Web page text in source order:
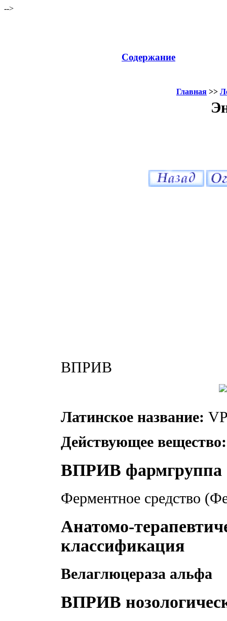
-->
Содержание
Главная >>
ВПРИВ
Латинское название:
Действующее вещество:
ВПРИВ фармгруппа
Ферментное средство
Анатомо-
классификация
Велаглюцераза альфа
ВПРИВ